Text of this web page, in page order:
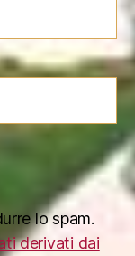
lo spam.
derivati dai